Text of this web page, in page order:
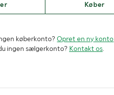
Køber
køberkonto?Opret en ny konto
ingen sælgerkonto? Kontakt os.